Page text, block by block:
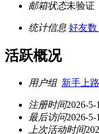
邮箱状态未验证
统计信息 好友数
活跃概况
用户组 新手上路
注册时间2026-5-
最后访问2026-5-
上次活动时间